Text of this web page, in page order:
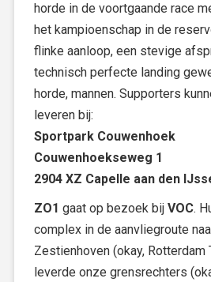
horde in de voortgaande race
het kampioenschap in de
flinke aanloop, een stevige
technisch perfecte landing
horde, mannen. Supporters
leveren bij:
Sportpark Couwenhoek
Couwenhoekseweg 1
2904 XZ Capelle aan den
ZO1 gaat op bezoek bij VOC.
complex in de aanvliegroute
Zestienhoven (okay, Rotterdam
leverde onze grensrechters